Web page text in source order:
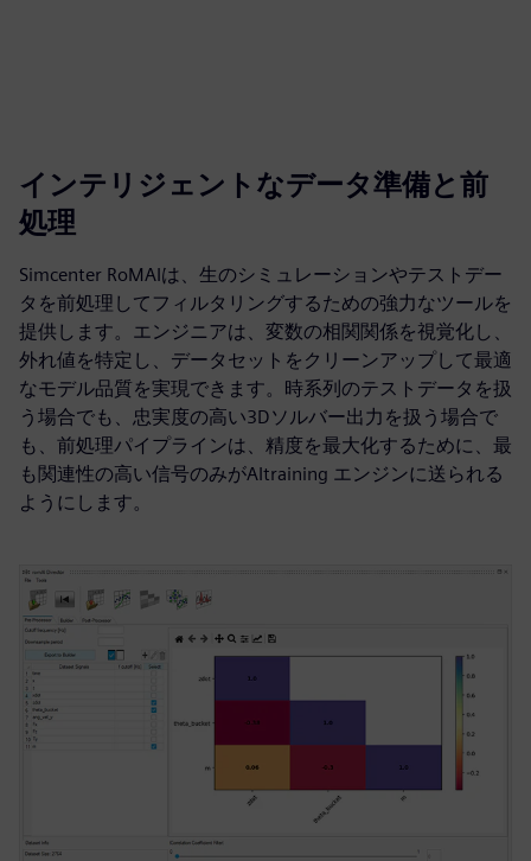
インテリジェントなデータ準備と前
処理
Simcenter RoMAIは、生のシミュレーションやテストデー
タを前処理してフィルタリングするための強力なツールを
提供します。エンジニアは、変数の相関関係を視覚化し、
外れ値を特定し、データセットをクリーンアップして最適
なモデル品質を実現できます。時系列のテストデータを扱
う場合でも、忠実度の高い3Dソルバー出力を扱う場合で
も、前処理パイプラインは、精度を最大化するために、最
も関連性の高い信号のみがAItraining エンジンに送られる
ようにします。